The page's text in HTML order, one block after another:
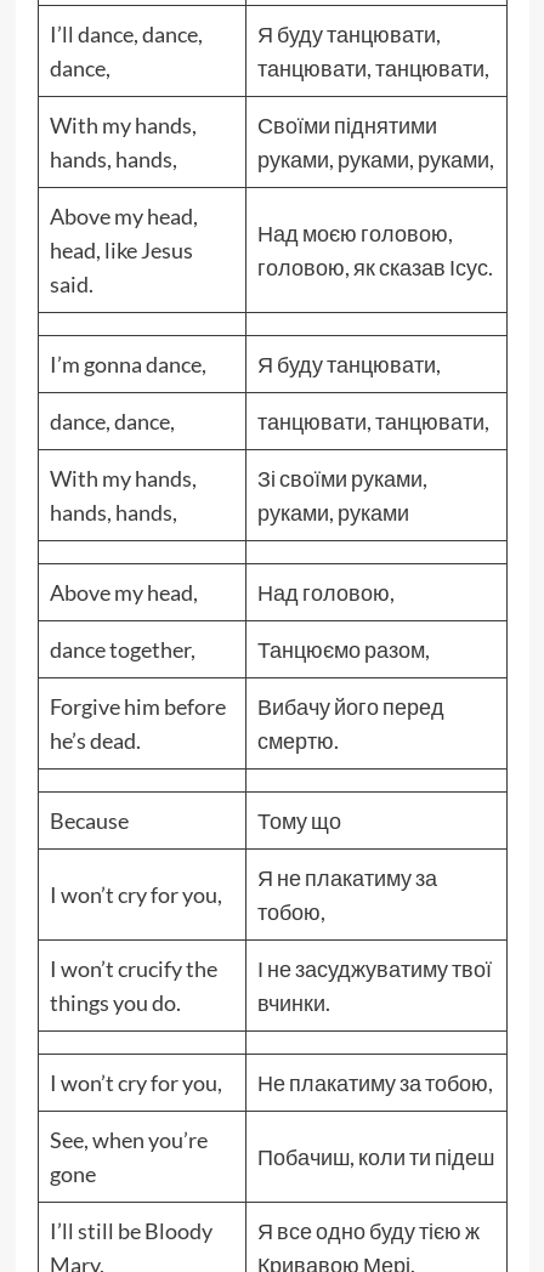
I’ll dance, dance,
dance,
Я буду танцювати,
танцювати, танцювати,
With my hands,
hands, hands,
Своїми піднятими
руками, руками, руками,
Above my head,
head, like Jesus
said.
Над моєю головою,
головою, як сказав Ісус.
I’m gonna dance, Я буду танцювати,
dance, dance, танцювати, танцювати,
With my hands,
hands, hands,
Зі своїми руками,
руками, руками
Above my head, Над головою,
dance together, Танцюємо разом,
Forgive him before
he’s dead.
Вибачу його перед
смертю.
Because Тому що
I won’t cry for you,
Я не плакатиму за
тобою,
I won’t crucify the
things you do.
І не засуджуватиму твої
вчинки.
I won’t cry for you, Не плакатиму за тобою,
See, when you’re
gone
Побачиш, коли ти підеш
I’ll still be Bloody
Mary.
Я все одно буду тією ж
Кривавою Мері.